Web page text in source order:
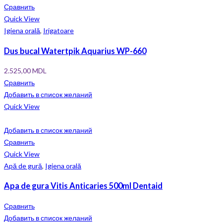
Сравнить
Quick View
Igiena orală, Irigatoare
Dus bucal Watertpik Aquarius WP-660
2.525,00MDL
Сравнить
Добавить в список желаний
Quick View
Добавить в список желаний
Сравнить
Quick View
Apă de gură, Igiena orală
Apa de gura Vitis Anticaries 500ml Dentaid
Сравнить
Добавить в список желаний